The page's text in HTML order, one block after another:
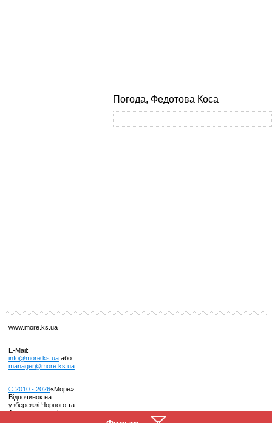
Погода, Федотова Коса
www.more.ks.ua
E-Mail:
info@more.ks.uaабо
manager@more.ks.ua
© 2010 - 2026«Море»
Відпочинок на
узбережжі Чорного та
Азовського морів